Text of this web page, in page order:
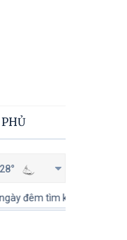
kiếm, quy tập và xác định